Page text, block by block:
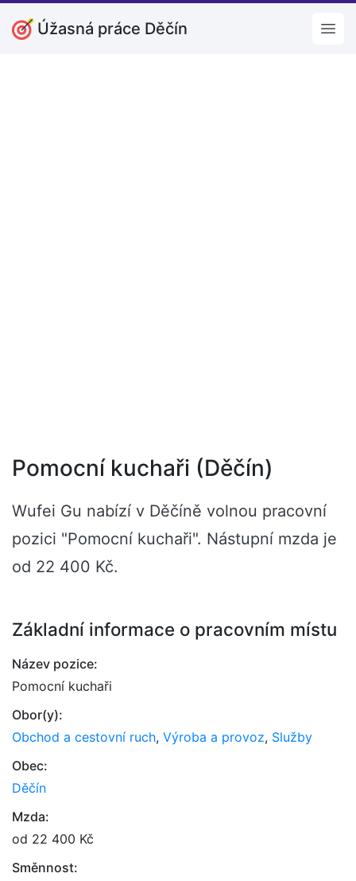
Úžasná práce Děčín
Pomocní kuchaři (Děčín)
Wufei Gu nabízí v Děčíně volnou pracovní
pozici "Pomocní kuchaři". Nástupní mzda je
od 22 400 Kč.
Základní informace o pracovním místu
Název pozice:
Pomocní kuchaři
Obor(y):
Obchod a cestovní ruch, Výroba a provoz, Služby
Obec:
Děčín
Mzda:
od 22 400 Kč
Směnnost: